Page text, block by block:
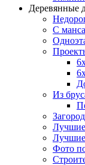
Деревянные
С
Из
Лучшие
Лучшие
Фото